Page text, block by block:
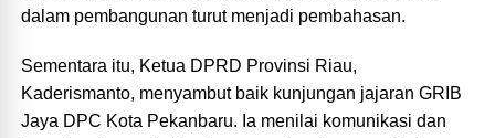
dalam pembangunan turut menjadi pembahasan.
Sementara itu, Ketua DPRD Provinsi Riau,
Kaderismanto, menyambut baik kunjungan jajaran GRIB
Jaya DPC Kota Pekanbaru. Ia menilai komunikasi dan